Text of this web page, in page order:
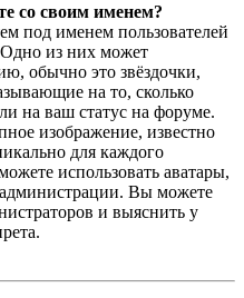
со своим именем?
под именем пользователей
из них может
обычно это звёздочки,
на то, сколько
на ваш статус на форуме.
изображение, известно
для каждого
использовать аватары,
администрации. Вы можете
и выяснить у